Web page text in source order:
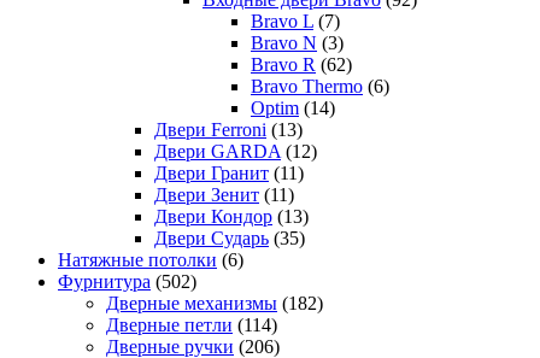
Bravo L (7)
Bravo N (3)
Bravo R (62)
Bravo Thermo (6)
Optim (14)
Двери Ferroni (13)
Двери GARDA (12)
Двери Гранит (11)
Двери Зенит (11)
Двери Кондор (13)
Двери Сударь (35)
Натяжные потолки (6)
Фурнитура (502)
Дверные механизмы (182)
Дверные петли (114)
Дверные ручки (206)